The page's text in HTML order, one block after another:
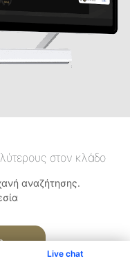
Live chat
στον κλάδο
αναζήτησης.